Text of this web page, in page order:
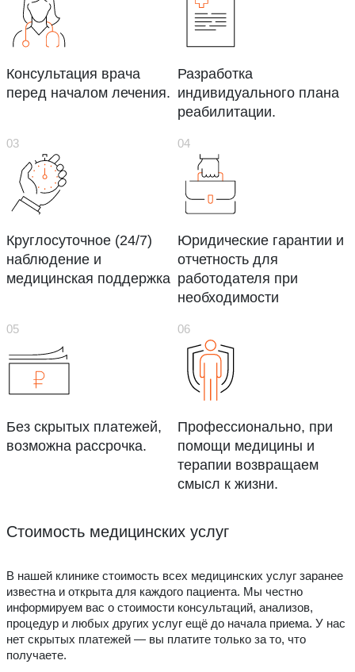
Консультация врача
перед началом лечения.
Разработка
индивидуального плана
реабилитации.
Круглосуточное (24/7)
наблюдение и
медицинская поддержка
Юридические гарантии и
отчетность для
работодателя при
необходимости
Без скрытых платежей,
возможна рассрочка.
Профессионально, при
помощи медицины и
терапии возвращаем
смысл к жизни.
Стоимость медицинских услуг
В нашей клинике стоимость всех медицинских услуг заранее
известна и открыта для каждого пациента. Мы честно
информируем вас о стоимости консультаций, анализов,
процедур и любых других услуг ещё до начала приема. У нас
нет скрытых платежей — вы платите только за то, что
получаете.